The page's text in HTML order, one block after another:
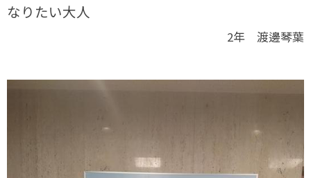
なりたい大人
2年 渡邊琴葉